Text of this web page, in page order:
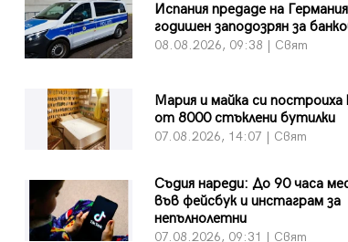
Испания предаде на
годишен заподозрян за
08.08.2026, 09:38 | Свят
Мария и майка си
от 8000 стъклени бутилки
07.08.2026, 14:07 | Свят
Съдия нареди: До 90 часа
във фейсбук и инстаграм за
непълнолетни
07.08.2026, 09:31 | Свят